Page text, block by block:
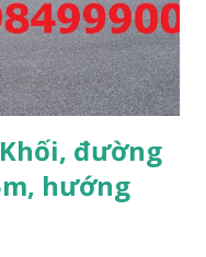
đường
hướng